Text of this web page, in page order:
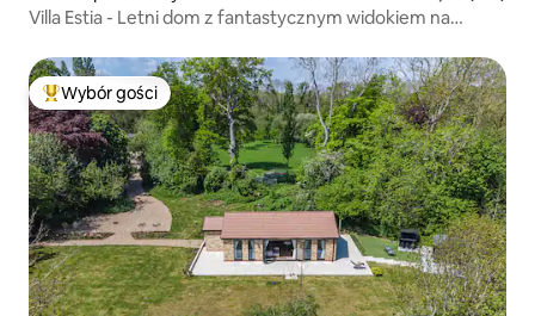
Villa Estia - Letni dom z fantastycznym widokiem na
Najpopularniejsze z kategorii Wybór gości
Wybór gości